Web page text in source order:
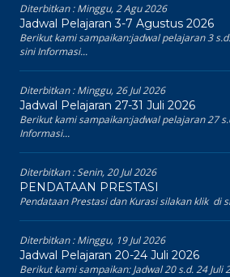
Diterbitkan :Minggu, 2 Agu 2026
Jadwal Pelajaran 3-7 Agustus 2026
Berikut kami sampaikan:jadwal pelajaran 3
sini Informasi...
Diterbitkan :Minggu, 26 Jul 2026
Jadwal Pelajaran 27-31 Juli 2026
Berikut kami sampaikan:jadwal pelajaran 27
Informasi...
Diterbitkan :Senin, 20 Jul 2026
PENDATAAN PRESTASI
Pendataan Prestasi dan Kurasi silakan klik di
Diterbitkan :Minggu, 19 Jul 2026
Jadwal Pelajaran 20-24 Juli 2026
Berikut kami sampaikan: Jadwal 20 s.d. 24 Juli